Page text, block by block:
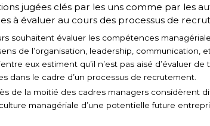
jugées clés par les uns comme par les
à évaluer au cours des processus de
souhaitent évaluer les compétences
de l’organisation, leadership, communication,
eux estiment qu’il n’est pas aisé d’évaluer de
dans le cadre d’un processus de recrutement.
de la moitié des cadres managers considèrent
managériale d’une potentielle future